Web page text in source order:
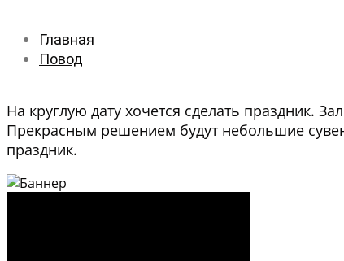
Главная
Повод
На круглую дату хочется сделать праздник.
Прекрасным решением будут небольшие
праздник.